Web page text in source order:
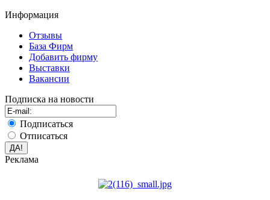
Информация
Отзывы
База Фирм
Добавить фирму
Выставки
Вакансии
Подписка на новости
Подписаться
Отписаться
Реклама